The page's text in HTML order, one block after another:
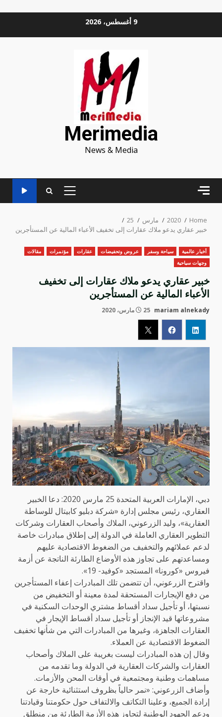
9 أغسطس، 2026
Merimedia
News & Media
PRIMARY
Home
2020 مارس
25
خبير عقاري يدعو ملاك عقارات إلى تخفيف الأعباء المالية عن المستأجرين
أخبار عالمية سياحة وسفر عروض وتحفيضات عقارات مؤتمرات
مقالات
وجهات سياحية
خبير عقاري يدعو ملاك عقارات إلى تخفيف
الأعباء المالية عن المستأجرين
mariam alnekady 25 مارس، 2020
دبي، الإمارات العربية المتحدة 25 مارس 2020: دعا الخبير
العقاري، رئيس مجلس إدارة «شركة دبليو كابيتال للوساطة
العقارية»، وليد الزرعوني، الملاك وأصحاب العقارات وشركات
التطوير العقاري العاملة في الدولة إلى إطلاق مبادرات خاصة
لدعم عملائهم والتخفيف من الضغوط الاقتصادية عليهم
ومساعدتهم على تجاوز هذه الأوضاع الطارئة الناتجة عن أزمة
فيروس «كورونا» المستجد «كوفيد- 19».
واقترح الزرعوني، أن تتضمن تلك المبادرات إعفاء المستأجرين
من دفع الإيجارات المستحقة لمدة معينة أو التخفيض من
نسبتها، أو تأجيل سداد أقساط مشتري الوحدات السكنية في
مشروعاتها قيد الإنجاز أو تأجيل سداد أقساط الإيجار في
العقارات الجاهزة، وغيرها من المبادرات التي من شأنها تخفيف
الضغوط الاقتصادية عن العملاء.
وقال إن هذه المبادرات ليست بغريبة على الملاك وأصحاب
العقارات والشركات العقارية في الدولة وما تقدمه من
مساهمات وطنية ومجتمعية في أوقات المحن والأزمات.
وأضاف الزرعوني: «نمر حالياً بظروف استثنائية خارجة عن
إرادة الجميع، وعلينا التكاتف والالتفاف حول حكومتنا وقيادتنا
ودعم الجهود الوطنية لتجاوز هذه الأزمة الطارئة من منطلق